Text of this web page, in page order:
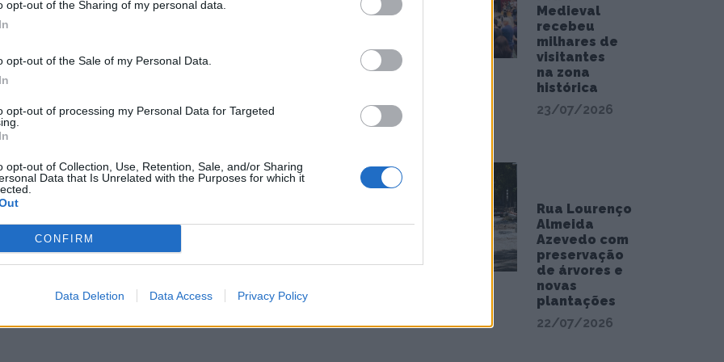
opt-out of the Sharing of my personal data.
opt-out of the Sale of my Personal Data.
opt-out of processing my Personal Data for Targeted
opt-out of Collection, Use, Retention, Sale, and/or Sharing
Data that Is Unrelated with the Purposes for which it
CONFIRM
Data Deletion Data Access Privacy Policy
um veículo automóvel sem habilitação legal, foi detido
anos.
entre os dias 14 e 16 de março, nas cidades
da Foz.
Medieval
recebeu
milhares de
visitantes
na zona
histórica
23/07/2026
Rua Lourenço
Almeida
Azevedo com
preservação
de árvores e
novas
plantações
22/07/2026